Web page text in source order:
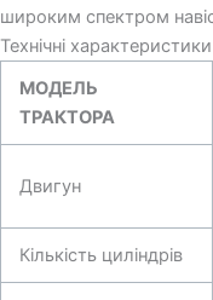
широким спектром
Технічні характеристики
МОДЕЛЬ
ТРАКТОРА
Двигун
Кількість циліндрів